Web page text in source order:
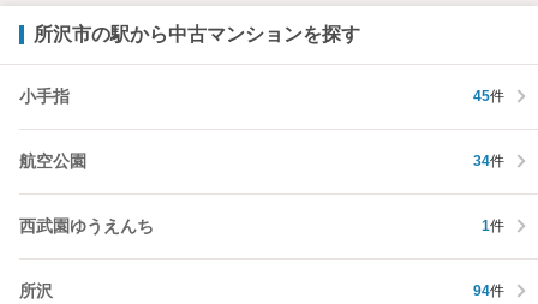
ワンの総合不動企業を目指します。
*・。*・。*・。*・。
所沢市の駅から中古マンションを探す
小手指 45件
航空公園 34件
西武園ゆうえんち 1件
所沢 94件